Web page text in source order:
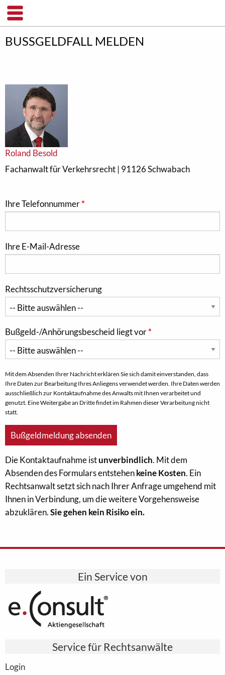
BUSSGELDFALL MELDEN
Roland Besold
Fachanwalt für Verkehrsrecht | 91126 Schwabach
Ihre Telefonnummer
Ihre E-Mail-Adresse
Rechtsschutzversicherung
Bußgeld-/Anhörungsbescheid liegt vor
Mit dem Absenden Ihrer Nachricht erklären Sie sich damit einverstanden, dass
Ihre Daten zur Bearbeitung Ihres Anliegens verwendet werden. Ihre Daten werden
ausschließlich zur Kontaktaufnahme des Anwalts mit Ihnen verarbeitet und
genutzt. Eine Weitergabe an Dritte findet im Rahmen dieser Verarbeitung nicht
statt.
Die Kontaktaufnahme istunverbindlich. Mit dem
Absenden des Formulars entstehenkeine Kosten. Ein
Rechtsanwalt setzt sich nach Ihrer Anfrage umgehend mit
Ihnen in Verbindung, um die weitere Vorgehensweise
abzuklären.Sie gehen kein Risiko ein.
Ein Service von
Service für Rechtsanwälte
Login